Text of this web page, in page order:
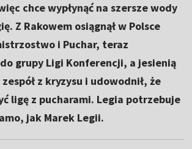
chce wypłynąć na szersze wody
Z Rakowem osiągnął w Polsce
i Puchar, teraz
grupy Ligi Konferencji, a jesienią
z kryzysu i udowodnił, że
ligę z pucharami. Legia potrzebuje
jak Marek Legii.